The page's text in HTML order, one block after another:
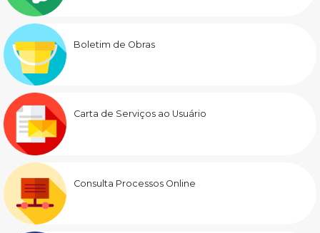
Boletim de Obras
Carta de Serviços ao Usuário
Consulta Processos Online